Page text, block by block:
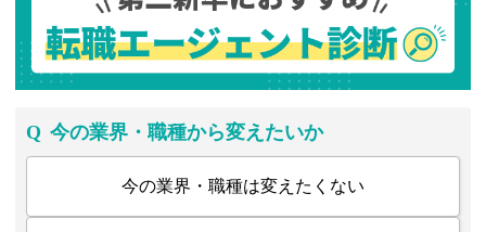
Q 今の業界・職種から変えたいか
今の業界・職種は変えたくない